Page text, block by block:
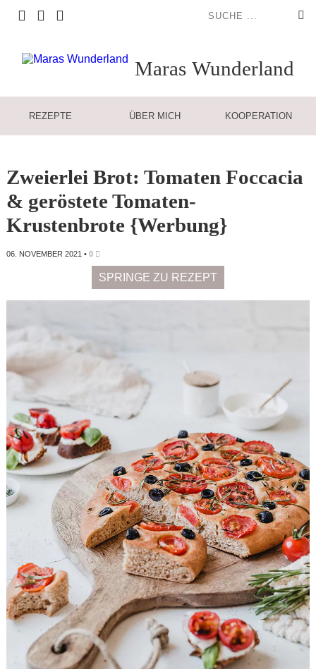
Maras Wunderland
REZEPTE ÜBER MICH KOOPERATION
Zweierlei Brot: Tomaten Foccacia
& geröstete Tomaten-
Krustenbrote {Werbung}
06. NOVEMBER 2021 • 0
SPRINGE ZU REZEPT